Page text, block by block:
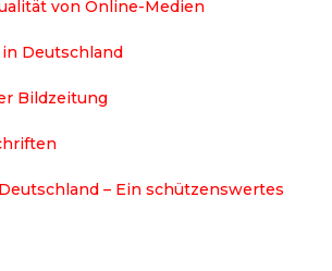
von Online-Medien
Deutschland
Bildzeitung
– Ein schützenswertes